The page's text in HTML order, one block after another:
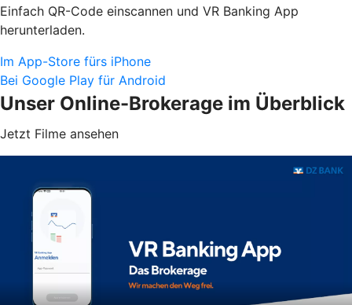
Einfach QR-Code einscannen und VR Banking App
herunterladen.
Im App-Store fürs iPhone
Bei Google Play für Android
Unser Online-Brokerage im Überblick
Jetzt Filme ansehen